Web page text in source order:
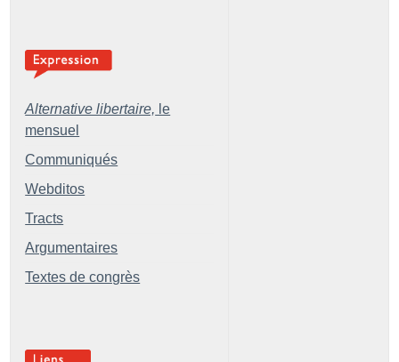
Alternative libertaire, le
mensuel
Communiqués
Webditos
Tracts
Argumentaires
Textes de congrès